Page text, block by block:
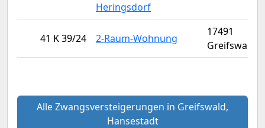
Heringsdorf
41 K 39/24 2-Raum-Wohnung
17491
Greifswald
Alle Zwangsversteigerungen in Greifswald,
Hansestadt